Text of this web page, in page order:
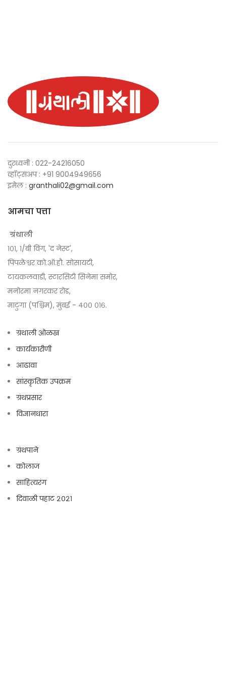
दुरध्वनी : 022-24216050
व्हॉट्सअप : +91 9004949656
इमेल : granthali02@gmail.com
आमचा पत्ता
ग्रंथाली
१०१, १/बी विंग, 'द नेस्ट',
पिंपळेश्वर को.ऑ.हौ. सोसायटी,
टायकलवाडी, स्टारसिटी सिनेमा समोर,
मनोरमा नगरकर रोड,
माटुंगा (पश्चिम), मुंबई - ४०० ०१६.
ग्रंथाली ओळख
कार्यकारीणी
आढावा
सांस्कृतिक उपक्रम
ग्रंथप्रसार
विज्ञानधारा
ग्रंथपाने
कोलाज
साहित्यरंग
दिवाळी पहाट २०२१